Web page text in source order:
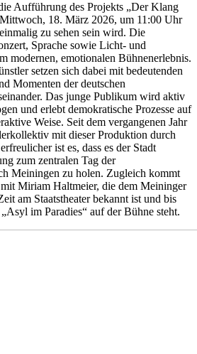
Aufführung des Projekts „Der Klang
18. März 2026, um 11:00 Uhr
zu sehen sein wird. Die
Sprache sowie Licht- und
modernen, emotionalen Bühnenerlebnis.
setzen sich dabei mit bedeutenden
Momenten der deutschen
Das junge Publikum wird aktiv
und erlebt demokratische Prozesse auf
Weise. Seit dem vergangenen Jahr
mit dieser Produktion durch
ist es, dass es der Stadt
zum zentralen Tag der
Meiningen zu holen. Zugleich kommt
mit Miriam Haltmeier, die dem Meininger
am Staatstheater bekannt ist und bis
im Paradies“ auf der Bühne steht.